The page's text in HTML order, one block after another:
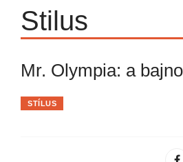
Stilus
Mr. Olympia: a
STÍLUS